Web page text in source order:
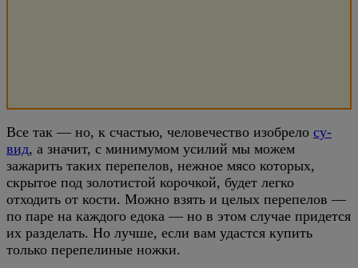
Все так — но, к счастью, человечество изобрело су-
вид, а значит, с минимумом усилий мы можем
зажарить таких перепелов, нежное мясо которых,
скрытое под золотистой корочкой, будет легко
отходить от кости. Можно взять и целых перепелов —
по паре на каждого едока — но в этом случае придется
их разделать. Но лучше, если вам удастся купить
только перепелиные ножки.